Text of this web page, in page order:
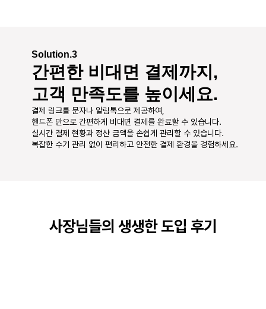
사장님들의 생생한 도입 후기
Solution.3
간편한 비대면 결제까지,
고객 만족도를 높이세요.
결제 링크를 문자나 알림톡으로 제공하여,
핸드폰 만으로 간편하게 비대면 결제를 완료할 수 있습니다.
실시간 결제 현황과 정산 금액을 손쉽게 관리할 수 있습니다.
복잡한 수기 관리 없이 편리하고 안전한 결제 환경을 경험하세요.